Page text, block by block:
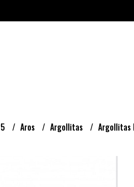
Aros Argollitas Argollitas